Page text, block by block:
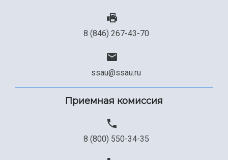
8 (846) 267-43-70
ssau@ssau.ru
Приемная комиссия
8 (800) 550-34-35